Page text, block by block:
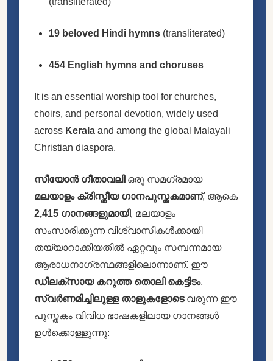
19 beloved Hindi hymns (transliterated)
454 English hymns and choruses
It is an essential worship tool for churches,
choirs, and personal devotion, widely used
across Kerala and among the global Malayali
Christian diaspora.
സീയോൻ ഗീതാവലി ഒരു സമഗ്രമായ
മലയാളം ക്രിസ്തീയ ഗാനപുസ്തകമാണ്, ആകെ
2,415 ഗാനങ്ങളുമായി, മലയാളം
സംസാരിക്കുന്ന വിശ്വാസികൾക്കായി
തയ്യാറാക്കിയതിൽ ഏറ്റവും സമ്പന്നമായ
ആരാധനാഗ്രന്ഥങ്ങളിലൊന്നാണ്. ഈ
ഡീലക്സായ കറുത്ത തൊലി കെട്ടിടം,
സ്വർണമിച്ചിലുള്ള താളുകളോടെവരുന്ന ഈ
പുസ്തകം വിവിധ ഭാഷകളിലായ ഗാനങ്ങൾ
ഉൾക്കൊള്ളുന്നു: